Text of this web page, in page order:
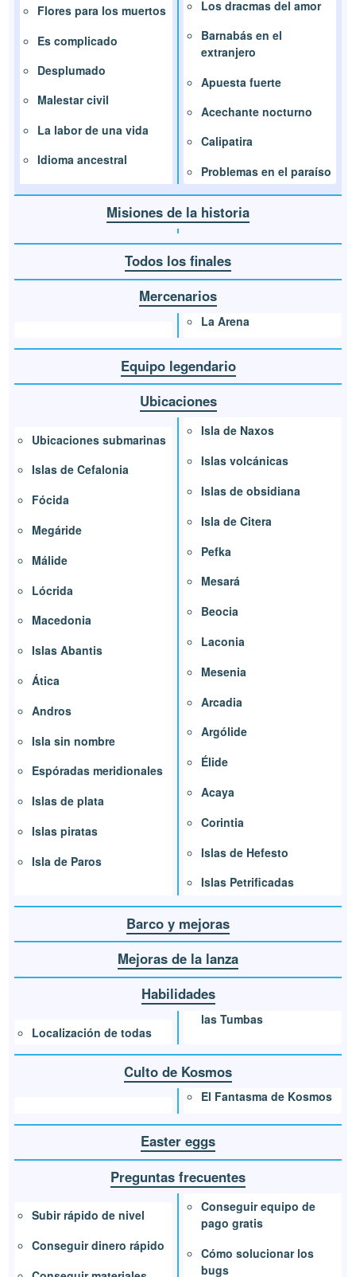
Flores para los muertos
Es complicado
Desplumado
Malestar civil
La labor de una vida
Idioma ancestral
Los dracmas del amor
Barnabás en el
extranjero
Apuesta fuerte
Acechante nocturno
Calipatira
Problemas en el paraíso
Misiones de la historia
Todos los finales
Mercenarios
La Arena
Equipo legendario
Ubicaciones
Ubicaciones submarinas
Islas de Cefalonia
Fócida
Megáride
Málide
Lócrida
Macedonia
Islas Abantis
Ática
Andros
Isla sin nombre
Espóradas meridionales
Islas de plata
Islas piratas
Isla de Paros
Isla de Naxos
Islas volcánicas
Islas de obsidiana
Isla de Citera
Pefka
Mesará
Beocia
Laconia
Mesenia
Arcadia
Argólide
Élide
Acaya
Corintia
Islas de Hefesto
Islas Petrificadas
Barco y mejoras
Mejoras de la lanza
Habilidades
Localización de todas
las Tumbas
Culto de Kosmos
El Fantasma de Kosmos
Easter eggs
Preguntas frecuentes
Subir rápido de nivel
Conseguir dinero rápido
Conseguir equipo de
pago gratis
Cómo solucionar los
bugs